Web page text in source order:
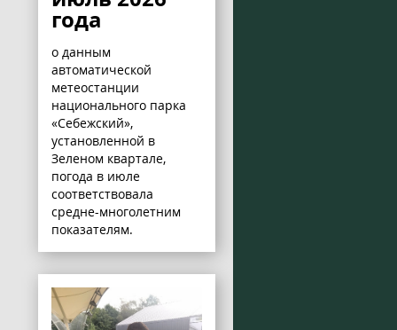
года
о данным
автоматической
метеостанции
национального парка
«Себежский»,
установленной в
Зеленом квартале,
погода в июле
соответствовала
средне-многолетним
показателям.